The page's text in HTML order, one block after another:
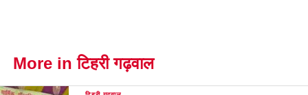
More in टिहरी गढ़वाल